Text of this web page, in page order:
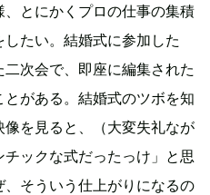
とにかくプロの仕事の集積
たい。結婚式に参加した
次会で、即座に編集された
がある。結婚式のツボを知
を見ると、（大変失礼なが
ックな式だったっけ」と思
そういう仕上がりになるの